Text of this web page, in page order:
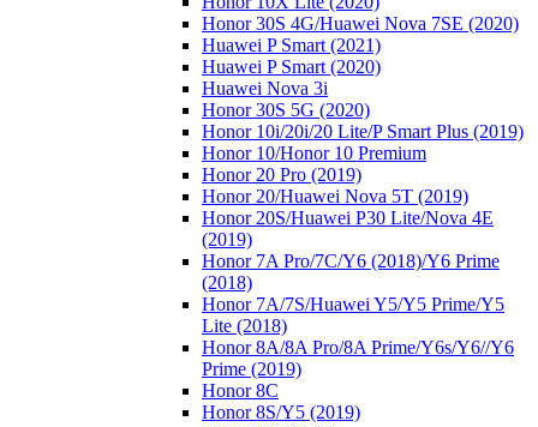
Honor 30S 4G/Huawei Nova 7SE (2020)
Huawei P Smart (2021)
Huawei P Smart (2020)
Huawei Nova 3i
Honor 30S 5G (2020)
Honor 10i/20i/20 Lite/P Smart Plus (2019)
Honor 10/Honor 10 Premium
Honor 20 Pro (2019)
Honor 20/Huawei Nova 5T (2019)
Honor 20S/Huawei P30 Lite/Nova 4E
(2019)
Honor 7A Pro/7C/Y6 (2018)/Y6 Prime
(2018)
Honor 7A/7S/Huawei Y5/Y5 Prime/Y5
Lite (2018)
Honor 8A/8A Pro/8A Prime/Y6s/Y6//Y6
Prime (2019)
Honor 8C
Honor 8S/Y5 (2019)